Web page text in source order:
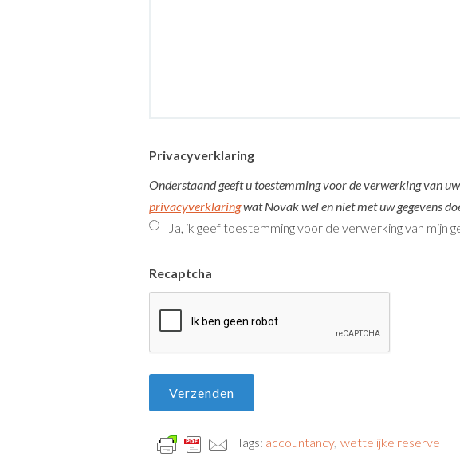
Privacyverklaring
Ja, ik geef toestemming voor de verwerking van mijn
Onderstaand geeft u toestemming voor de verwerking van uw
privacyverklaringwat Novak wel en niet met uw gegevens
Recaptcha
Tags: accountancy, wettelijke reserve